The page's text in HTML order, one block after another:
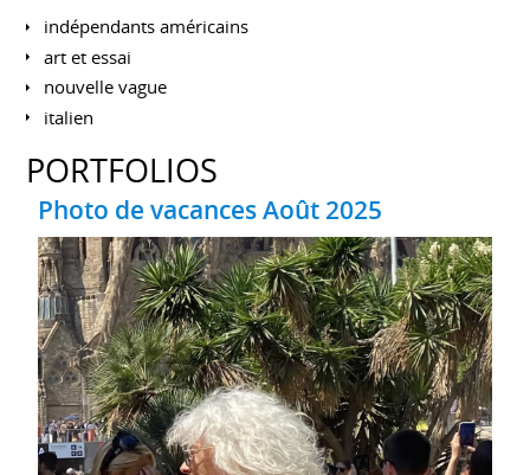
indépendants américains
art et essai
nouvelle vague
italien
PORTFOLIOS
Photo de vacances Août 2025